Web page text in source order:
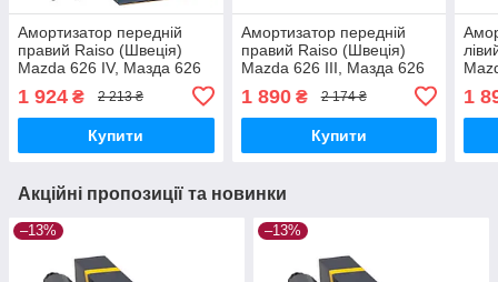
Амортизатор передній
правий Raiso (Швеція)
Mazda 626 IV, Мазда 626
UAAHMKN17
1 924 ₴ 2 213 ₴
Купити
Амортизатор передній
правий Raiso (Швеція)
Mazda 626 III, Мазда 626
UALKUSI17
1 890₴ 2 174 ₴
Купити
1
Акційні пропозиції та новинки
–13% –13%